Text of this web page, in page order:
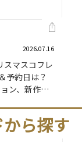
2026.07.16
スマスコフレ
予約日は？
ン、新作フ
ら探す